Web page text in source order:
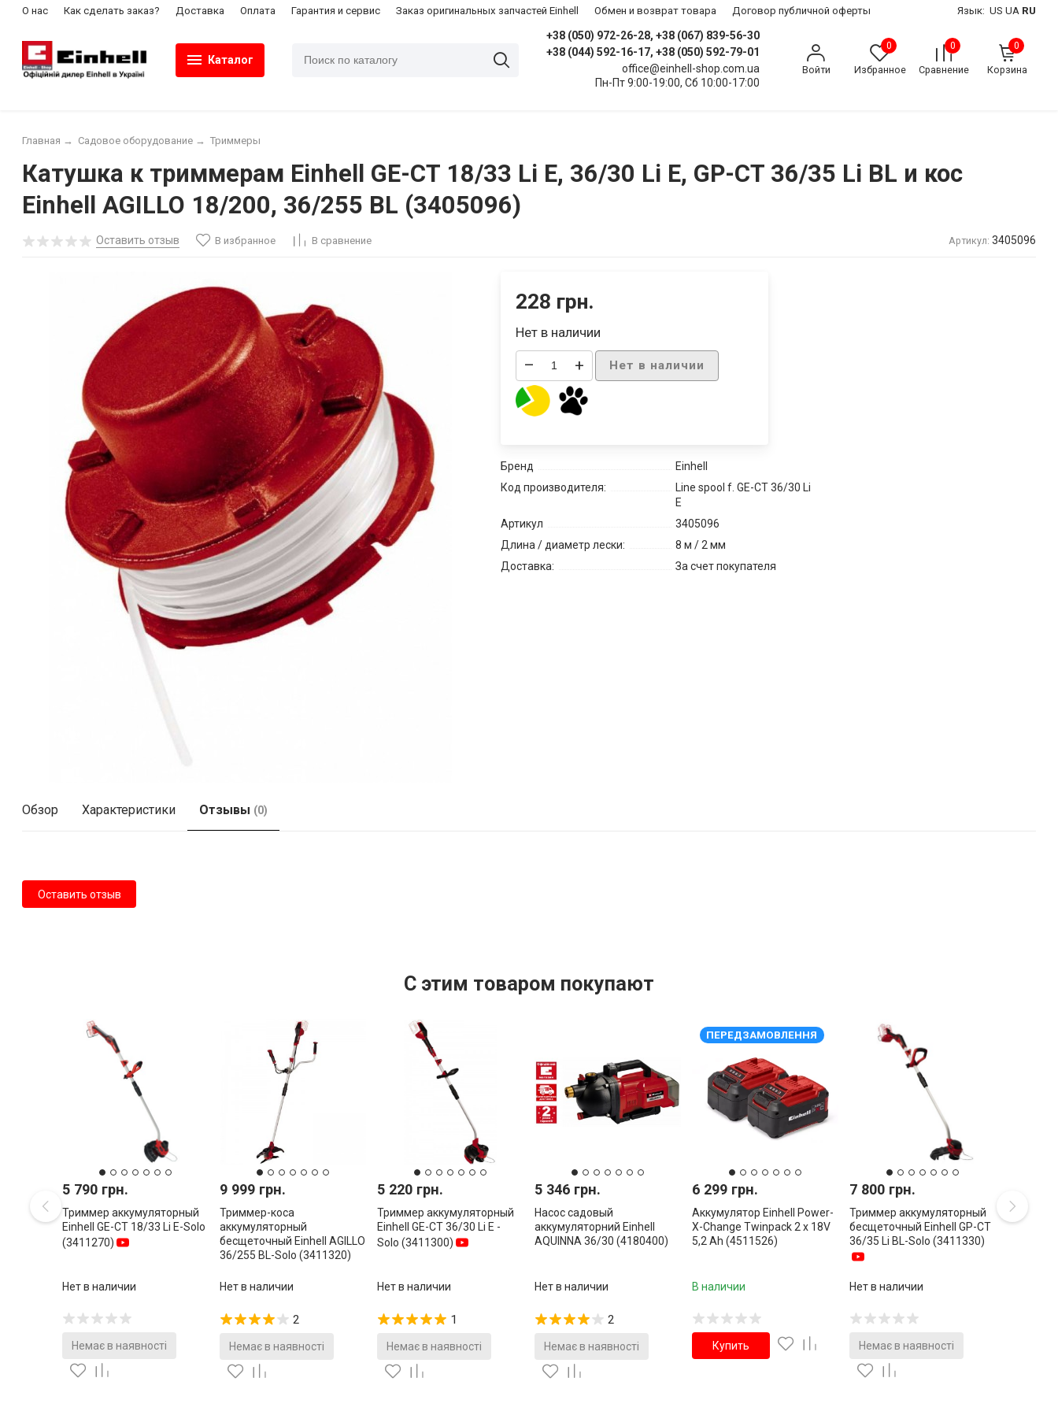
О нас Как сделать заказ? Доставка Оплата Гарантия и сервис Заказ оригинальных запчастей Einhell Обмен и возврат товара Договор публичной оферты Язык: US UA RU
Каталог
+38 (050) 972-26-28, +38 (067) 839-56-30
+38 (044) 592-16-17, +38 (050) 592-79-01
office@einhell-shop.com.ua
Пн-Пт 9:00-19:00, Сб 10:00-17:00
Войти
0
Избранное
0
Сравнение
0
Корзина
Главная → Садовое оборудование → Триммеры
Катушка к триммерам Einhell GE-CT 18/33 Li E, 36/30 Li E, GP-CT 36/35 Li BL и кос
Einhell AGILLO 18/200, 36/255 BL (3405096)
Оставить отзыв В избранное В сравнение Артикул: 3405096
228 грн.
Нет в наличии
– + Нет в наличии
Бренд
Einhell
Код производителя:
Line spool f. GE-CT 36/30 Li
E
Артикул
3405096
Длина / диаметр лески:
8 м / 2 мм
Доставка:
За счет покупателя
Обзор Характеристики Отзывы (0)
Оставить отзыв
С этим товаром покупают
5 790 грн.
Триммер аккумуляторный
Einhell GE-CT 18/33 Li E-Solo
(3411270)
Нет в наличии
Немає в наявності
9 999 грн.
Триммер-коса
аккумуляторный
бесщеточный Einhell AGILLO
36/255 BL-Solo (3411320)
Нет в наличии
2
Немає в наявності
5 220 грн.
Триммер аккумуляторный
Einhell GE-CT 36/30 Li E -
Solo (3411300)
Нет в наличии
1
Немає в наявності
5 346 грн.
Насос садовый
аккумуляторний Einhell
AQUINNA 36/30 (4180400)
Нет в наличии
2
Немає в наявності
ПЕРЕДЗАМОВЛЕННЯ
6 299 грн.
Аккумулятор Einhell Power-
X-Change Twinpack 2 x 18V
5,2 Ah (4511526)
В наличии
Купить
7 800 грн.
Триммер аккумуляторный
бесщеточный Einhell GP-CT
36/35 Li BL-Solo (3411330)
Нет в наличии
Немає в наявності